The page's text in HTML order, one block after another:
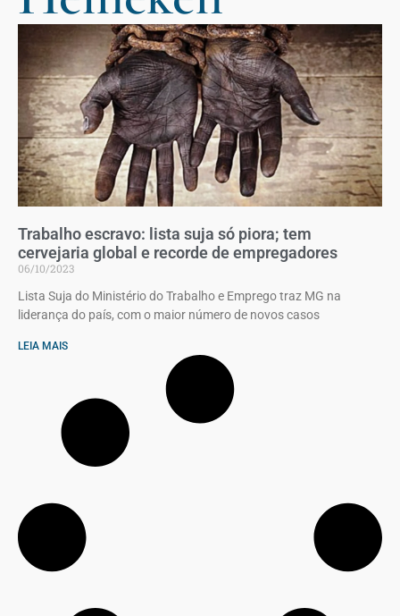
Trabalho escravo: lista suja só piora; tem
cervejaria global e recorde de empregadores
06/10/2023
Lista Suja do Ministério do Trabalho e Emprego traz MG na
liderança do país, com o maior número de novos casos
LEIA MAIS